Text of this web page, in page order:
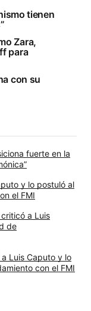
tienen
Zara,
para
con su
fuerte en la
y lo postuló al
el FMI
a Luis
de
Luis Caputo y lo
con el FMI